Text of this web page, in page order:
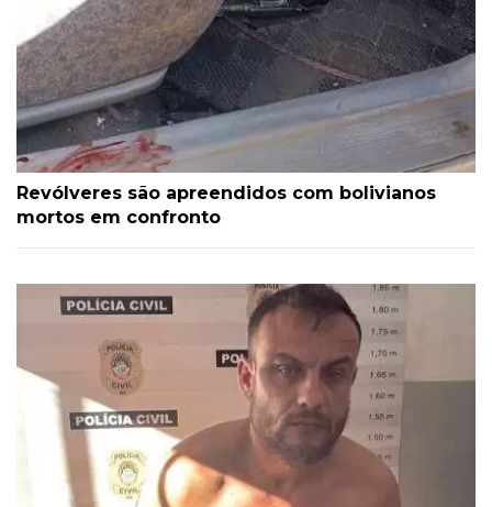
Revólveres são apreendidos com bolivianos
mortos em confronto